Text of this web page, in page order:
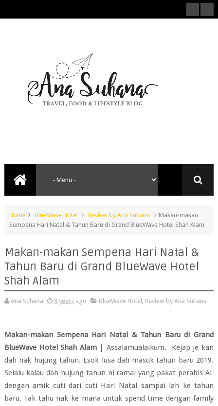
Home BlueWave Hotel Review by Ana Suhana
Makan-makan
Sempena Hari Natal & Tahun Baru di Grand BlueWave Hotel Shah Alam
Makan-makan Sempena Hari Natal &
Tahun Baru di Grand BlueWave Hotel
Shah Alam
Ana Suhana 8 years ago BlueWave Hotel , Review by Ana Suhana
Makan-makan Sempena Hari Natal & Tahun Baru di Grand
BlueWave Hotel Shah Alam | Assalamualaikum. Kejap je kan
dah nak hujung tahun. Esok lusa dah masuk tahun baru 2019.
Selalu kalau dah hujung tahun ni ramai yang pakat perabis AL
dengan amik cuti dari cuti Hari Natal sampai lah ke tahun
baru. Tak tahu nak ke mana untuk spend time dengan family